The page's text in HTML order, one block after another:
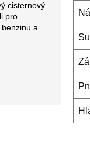
cisternový
pro
a